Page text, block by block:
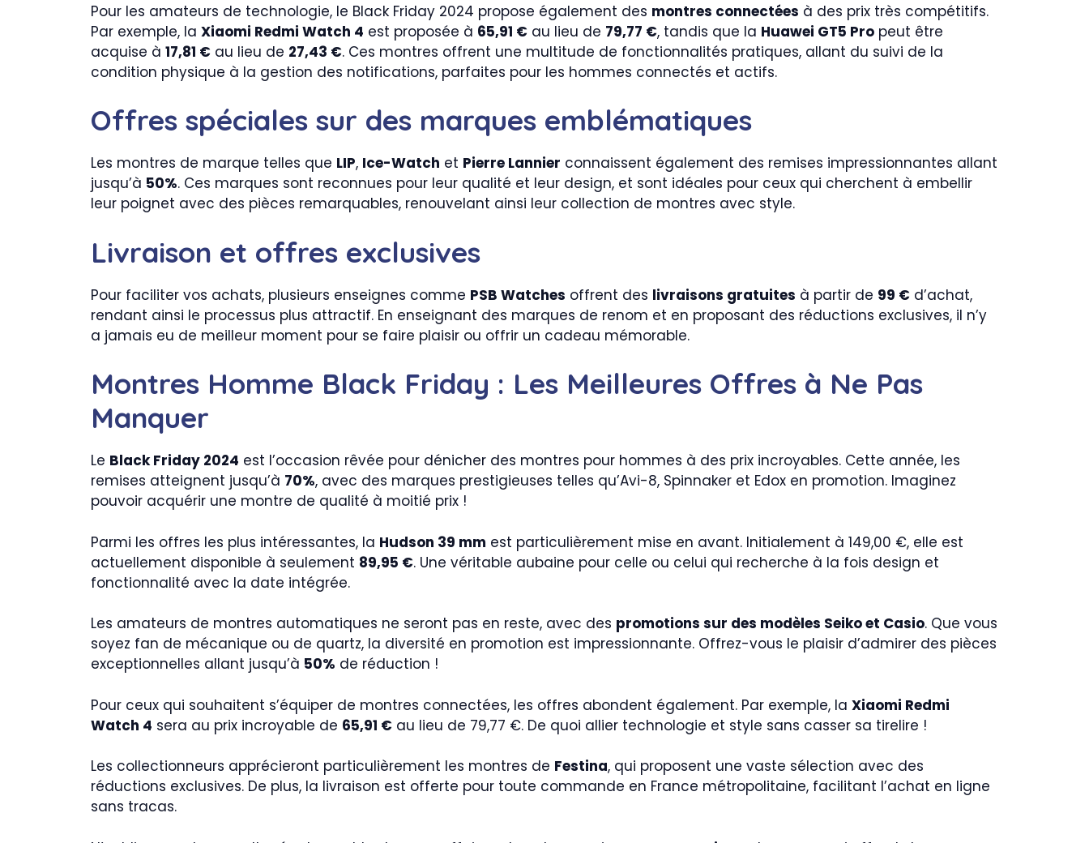
Pour les amateurs de technologie, le Black Friday 2024 propose également des montres connectées à des prix très compétitifs.
Par exemple, la Xiaomi Redmi Watch 4 est proposée à 65,91 € au lieu de 79,77 €, tandis que la Huawei GT5 Pro peut être
acquise à 17,81 € au lieu de 27,43 €. Ces montres offrent une multitude de fonctionnalités pratiques, allant du suivi de la
condition physique à la gestion des notifications, parfaites pour les hommes connectés et actifs.
Offres spéciales sur des marques emblématiques
Les montres de marque telles que LIP, Ice-Watch et Pierre Lannier connaissent également des remises impressionnantes allant
jusqu’à 50%. Ces marques sont reconnues pour leur qualité et leur design, et sont idéales pour ceux qui cherchent à embellir
leur poignet avec des pièces remarquables, renouvelant ainsi leur collection de montres avec style.
Livraison et offres exclusives
Pour faciliter vos achats, plusieurs enseignes comme PSB Watches offrent des livraisons gratuites à partir de 99 € d’achat,
rendant ainsi le processus plus attractif. En enseignant des marques de renom et en proposant des réductions exclusives, il n’y
a jamais eu de meilleur moment pour se faire plaisir ou offrir un cadeau mémorable.
Montres Homme Black Friday : Les Meilleures Offres à Ne Pas
Manquer
Le Black Friday 2024 est l’occasion rêvée pour dénicher des montres pour hommes à des prix incroyables. Cette année, les
remises atteignent jusqu’à 70%, avec des marques prestigieuses telles qu’Avi-8, Spinnaker et Edox en promotion. Imaginez
pouvoir acquérir une montre de qualité à moitié prix !
Parmi les offres les plus intéressantes, la Hudson 39 mm est particulièrement mise en avant. Initialement à 149,00 €, elle est
actuellement disponible à seulement 89,95 €. Une véritable aubaine pour celle ou celui qui recherche à la fois design et
fonctionnalité avec la date intégrée.
Les amateurs de montres automatiques ne seront pas en reste, avec des promotions sur des modèles Seiko et Casio. Que vous
soyez fan de mécanique ou de quartz, la diversité en promotion est impressionnante. Offrez-vous le plaisir d’admirer des pièces
exceptionnelles allant jusqu’à 50% de réduction !
Pour ceux qui souhaitent s’équiper de montres connectées, les offres abondent également. Par exemple, la Xiaomi Redmi
Watch 4 sera au prix incroyable de 65,91 € au lieu de 79,77 €. De quoi allier technologie et style sans casser sa tirelire !
Les collectionneurs apprécieront particulièrement les montres de Festina, qui proposent une vaste sélection avec des
réductions exclusives. De plus, la livraison est offerte pour toute commande en France métropolitaine, facilitant l’achat en ligne
sans tracas.